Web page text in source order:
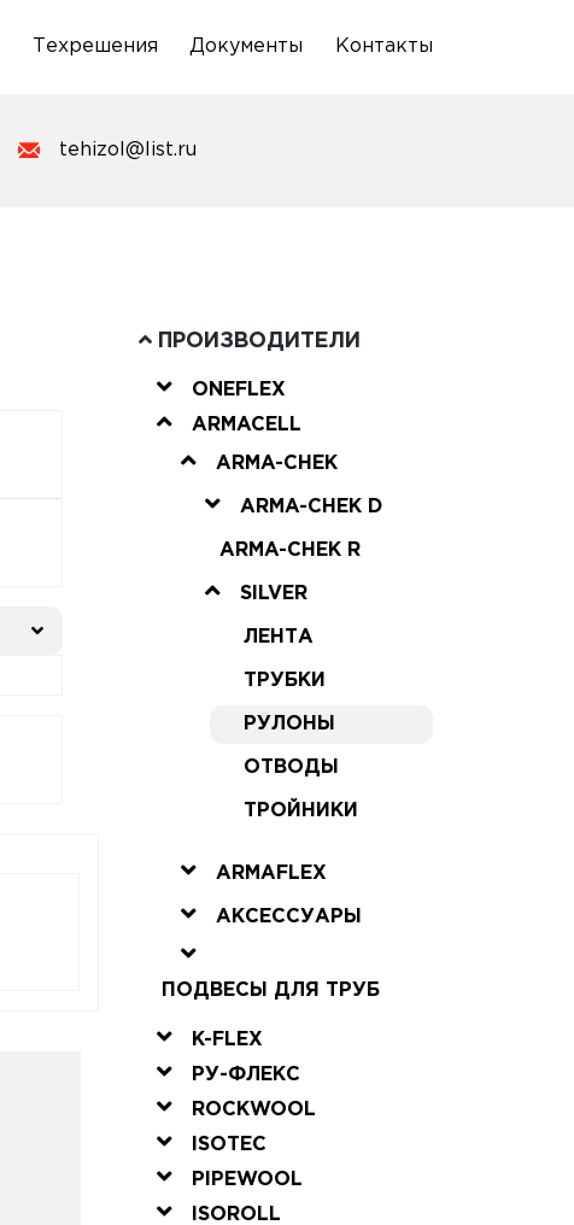
Техрешения Документы Контакты
tehizol@list.ru
ПРОИЗВОДИТЕЛИ
ONEFLEX
ARMACELL
ARMA-CHEK
ARMA-CHEK D
ARMA-CHEK R
SILVER
ЛЕНТА
ТРУБКИ
РУЛОНЫ
ОТВОДЫ
ТРОЙНИКИ
ARMAFLEX
АКСЕССУАРЫ
ПОДВЕСЫ ДЛЯ ТРУБ
K-FLEX
РУ-ФЛЕКС
ROCKWOOL
ISOTEC
PIPEWOOL
ISOROLL